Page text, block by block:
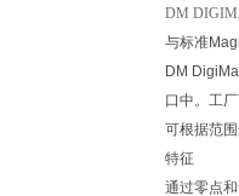
DM
与标准
DM
口中。工
可根据范
特征
通过零点